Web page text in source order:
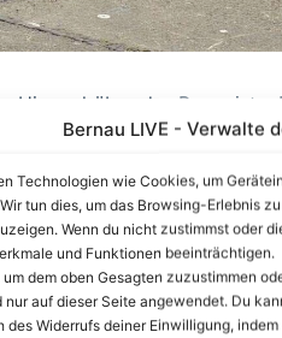
Bernau LIVE - Verwalte
Technologien wie Cookies, um
tun dies, um das Browsing-Erlebnis
Wenn du nicht zustimmst oder
und Funktionen beeinträchtigen.
dem oben Gesagten zuzustimmen
nur auf dieser Seite angewendet. Du
des Widerrufs deiner Einwilligung,
Himmel über der Rennpiste.
folgten tausende Besucher
erlebten einen tollen PS –
Beschleunigungsduelle
ein buntes